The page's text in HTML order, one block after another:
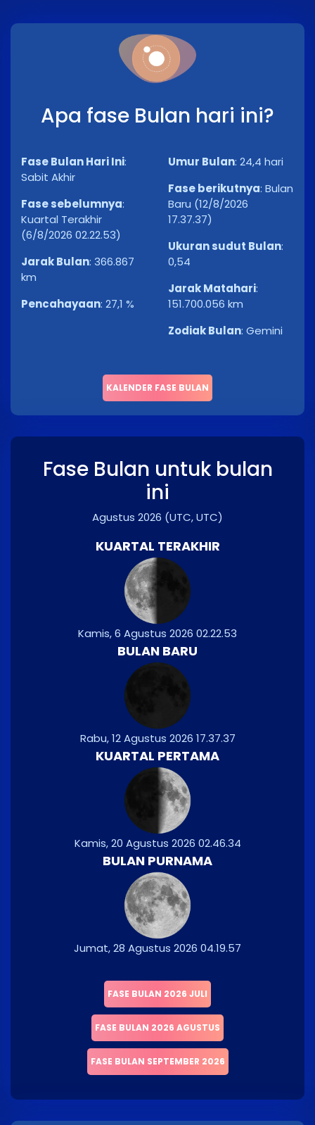
Apa fase Bulan hari ini?
Fase Bulan Hari Ini:
Sabit Akhir
Fase sebelumnya:
Kuartal Terakhir
(6/8/2026 02.22.53)
Jarak Bulan: 366.867
km
Pencahayaan: 27,1 %
Umur Bulan: 24,4 hari
Fase berikutnya: Bulan
Baru (12/8/2026
17.37.37)
Ukuran sudut Bulan:
0,54
Jarak Matahari:
151.700.056 km
Zodiak Bulan: Gemini
KALENDER FASE BULAN
Fase Bulan untuk bulan
ini
Agustus 2026 (UTC, UTC)
KUARTAL TERAKHIR
Kamis, 6 Agustus 2026 02.22.53
BULAN BARU
Rabu, 12 Agustus 2026 17.37.37
KUARTAL PERTAMA
Kamis, 20 Agustus 2026 02.46.34
BULAN PURNAMA
Jumat, 28 Agustus 2026 04.19.57
FASE BULAN 2026 JULI
FASE BULAN 2026 AGUSTUS
FASE BULAN SEPTEMBER 2026